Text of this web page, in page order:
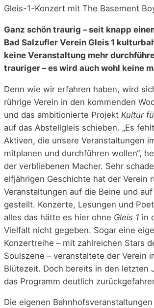
Gleis-1-Konzert mit The Basement
Ganz schön traurig – seit knapp
Bad Salzufler Verein Gleis 1
keine Veranstaltung mehr
trauriger – es wird auch wohl keine
Denn wie wir erfahren haben, wird
rührige Verein in den kommenden
und das ambitionierte Projekt Kultur
auf das Abstellgleis schieben. „Es
Aktiven, die unsere Veranstaltungen
mitplanen und durchführen wollen“,
der verbliebenen Macher. Sehr
elfjährigen Geschichte hat der Verein
Veranstaltungen auf die Beine und
gestellt. Konzerte, Lesungen und
alles das hätte es hier ohne Gleis 1 in
Vielfalt nicht gegeben. Sogar eine
Konzertreihe – mit zahlreichen Stars
Soulszene – veranstaltete der Verein
Blütezeit. Doch bereits in den letzten
das Programm deutlich
Die eigenen